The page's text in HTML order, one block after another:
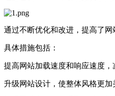
通过不断优化和改进，提高了网
具体措施包括：
提高网站加载速度和响应速度，
升级网站设计，使整体风格更加